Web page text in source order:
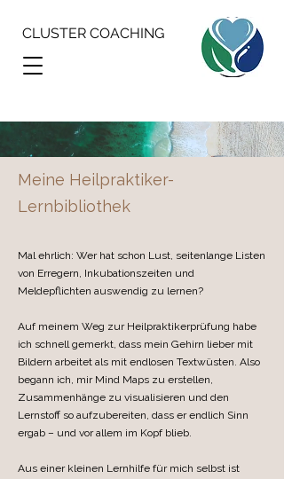
CLUSTER COACHING
Meine Heilpraktiker-
Lernbibliothek
Mal ehrlich: Wer hat schon Lust, seitenlange Listen
von Erregern, Inkubationszeiten und
Meldepflichten auswendig zu lernen?
Auf meinem Weg zur Heilpraktikerprüfung habe
ich schnell gemerkt, dass mein Gehirn lieber mit
Bildern arbeitet als mit endlosen Textwüsten. Also
begann ich, mir Mind Maps zu erstellen,
Zusammenhänge zu visualisieren und den
Lernstoff so aufzubereiten, dass er endlich Sinn
ergab – und vor allem im Kopf blieb.
Aus einer kleinen Lernhilfe für mich selbst ist